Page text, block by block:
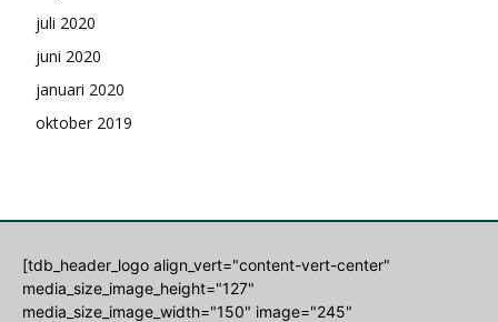
juli 2020
juni 2020
januari 2020
oktober 2019
[tdb_header_logo align_vert="content-vert-center"
media_size_image_height="127"
media_size_image_width="150" image="245"